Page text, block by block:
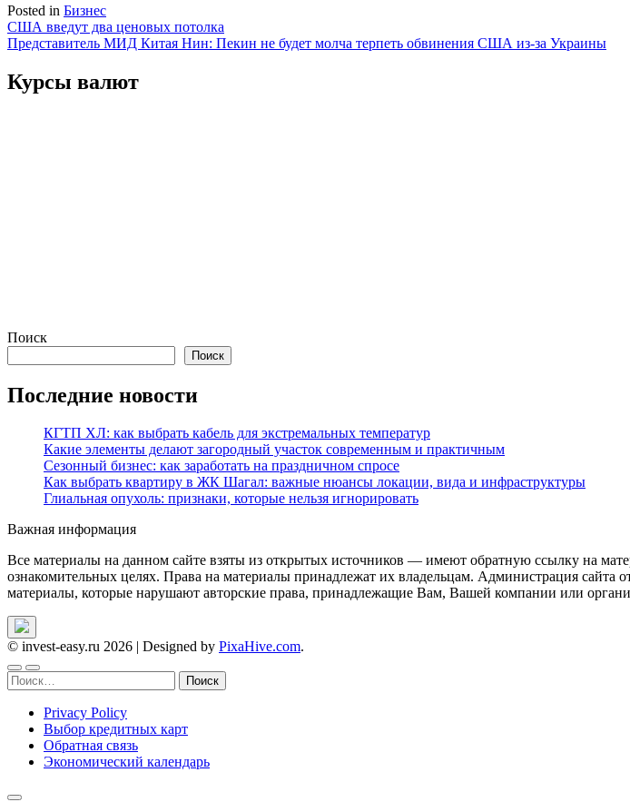
Posted in Бизнес
Навигация
по
записям
США введут два ценовых потолка
Представитель МИД Китая Нин: Пекин не будет молча терпеть обвинения США из-за Украины
Курсы валют
Поиск
Поиск
Последние новости
КГТП ХЛ: как выбрать кабель для экстремальных температур
Какие элементы делают загородный участок современным и практичным
Сезонный бизнес: как заработать на праздничном спросе
Как выбрать квартиру в ЖК Шагал: важные нюансы локации, вида и инфраструктуры
Глиальная опухоль: признаки, которые нельзя игнорировать
Важная информация
Все материалы на данном сайте взяты из открытых источников — имеют обратную ссылку на
ознакомительных целях. Права на материалы принадлежат их владельцам. Администрация сайта
материалы, которые нарушают авторские права, принадлежащие Вам, Вашей компании или
© invest-easy.ru 2026 | Designed by PixaHive.com.
Найти:
Privacy Policy
Выбор кредитных карт
Обратная связь
Экономический календарь